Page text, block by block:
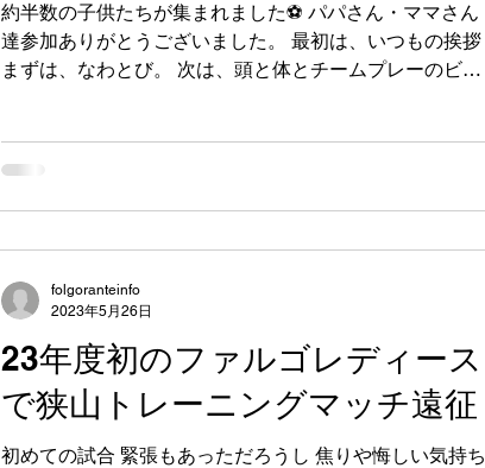
約半数の子供たちが集まれました⚽️ パパさん・ママさん
達参加ありがとうございました。 最初は、いつもの挨拶
まずは、なわとび。 次は、頭と体とチームプレーのビン
23年度初のファルゴレディース
で狭山トレーニングマッチ遠征
初めての試合 緊張もあっただろうし 焦りや悔しい気持ち
folgoranteinfo
2023年5月26日